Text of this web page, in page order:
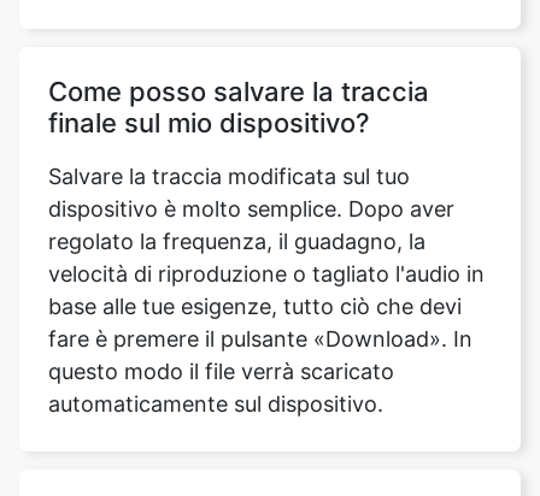
dispositivo è molto semplice. Dopo aver
regolato la frequenza, il guadagno, la
velocità di riproduzione o tagliato l'audio in
base alle tue esigenze, tutto ciò che devi
fare è premere il pulsante «Download». In
questo modo il file verrà scaricato
automaticamente sul dispositivo.
È sicuro consentire l'accesso alla